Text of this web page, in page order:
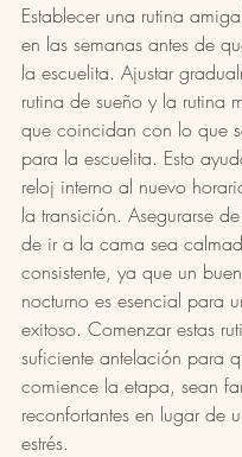
Establecer una rutina
en las semanas antes de
la escuelita. Ajustar
rutina de sueño y la rutina
que coincidan con lo que
para la escuelita. Esto
reloj interno al nuevo
la transición. Asegurarse
de ir a la cama sea
consistente, ya que un
nocturno es esencial para
exitoso. Comenzar estas
suficiente antelación para
comience la etapa, sean
reconfortantes en lugar de
estrés.